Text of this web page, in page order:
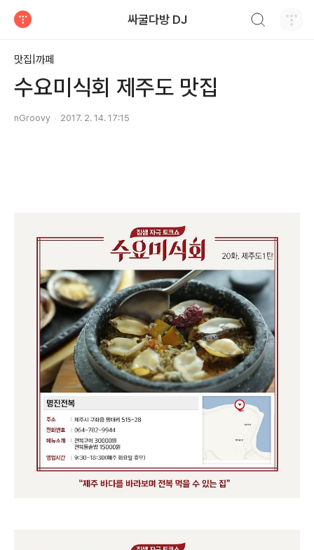
싸굴다방 DJ
맛집|까페
수요미식회 제주도 맛집
nGroovy 2017. 2. 14. 17:15